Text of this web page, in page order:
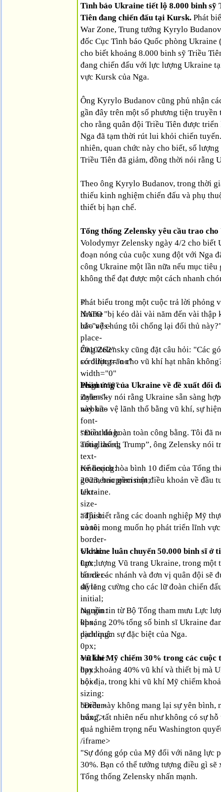
Tình báo Ukraine tiết lộ 8.000 binh sỹ
Tiên đang chiến đấu tại Kursk. Phát
War Zone, Trung tướng Kyrylo
đốc Cục Tình báo Quốc phòng Ukraine
cho biết khoảng 8.000 binh sỹ Triều
đang chiến đấu với lực lượng Ukraine
vực Kursk của Nga.
Ông Kyrylo Budanov cũng phủ nhận
gần đây trên một số phương tiện truyền
cho rằng quân đội Triều Tiên được
Nga đã tạm thời rút lui khỏi chiến
nhiên, quan chức này cho biết, số
Triều Tiên đã giảm, đồng thời nói rằng
Theo ông Kyrylo Budanov, trong thời
thiếu kinh nghiệm chiến đấu và phụ
thiết bị hạn chế.
Tổng thống Zelensky yêu cầu trao
Volodymyr Zelensky ngày 4/2 cho biết
đoạn nóng của cuộc xung đột với Nga
công Ukraine một lần nữa nếu mục
không thể đạt được một cách nhanh
<
iframe
id="ads-
place-
2010262"
scrolling="no"
width="0"
height="0"
style="-
webkit-
font-
smoothing:
antialiased;
text-
rendering:
geometricprecision;
text-
size-
adjust:
none;
border-
width:
0px;
border-
style:
initial;
margin:
0px;
padding:
0px;
outline:
0px;
box-
sizing:
border-
box;">
<
/iframe>
Phát biểu trong một cuộc trả lời phỏng
NATO "bị kéo dài vài năm đến vài
bảo vệ chúng tôi chống lại đối thủ
Ông Zelensky cũng đặt câu hỏi: "Các
có được trao cho vũ khí hạt nhân
Phản ứng của Ukraine về đề xuất đổi
Zelensky nói rằng Ukraine sẵn sàng
này bảo vệ lãnh thổ bằng vũ khí, sự
“Điều đó hoàn toàn công bằng. Tôi đã
Tổng thống Trump”, ông Zelensky nói
Kế hoạch hòa bình 10 điểm của Tổng
2023, bao gồm một điều khoản về đầu
Ukraine.
“Tôi biết rằng các doanh nghiệp Mỹ
và tôi mong muốn họ phát triển lĩnh
Ukraine luân chuyển 50.000 binh sĩ ở
Lực lượng Vũ trang Ukraine, trong một
tất cả các nhánh và đơn vị quân đội sẽ
để tăng cường cho các lữ đoàn chiến
Nguồn tin từ Bộ Tổng tham mưu Lực
khoảng 20% tổng số binh sĩ Ukraine
dịch quân sự đặc biệt của Nga.
Vũ khí Mỹ chiếm 30% trong các cuộc
hay khoảng 40% vũ khí và thiết bị mà
nội địa, trong khi vũ khí Mỹ chiếm
"Điều này không mang lại sự yên bình,
trắng, tất nhiên nếu như không có sự
quả nghiêm trọng nếu Washington
"Sự đóng góp của Mỹ đối với năng lực
30%. Bạn có thể tưởng tượng điều gì
Tổng thống Zelensky nhấn mạnh.